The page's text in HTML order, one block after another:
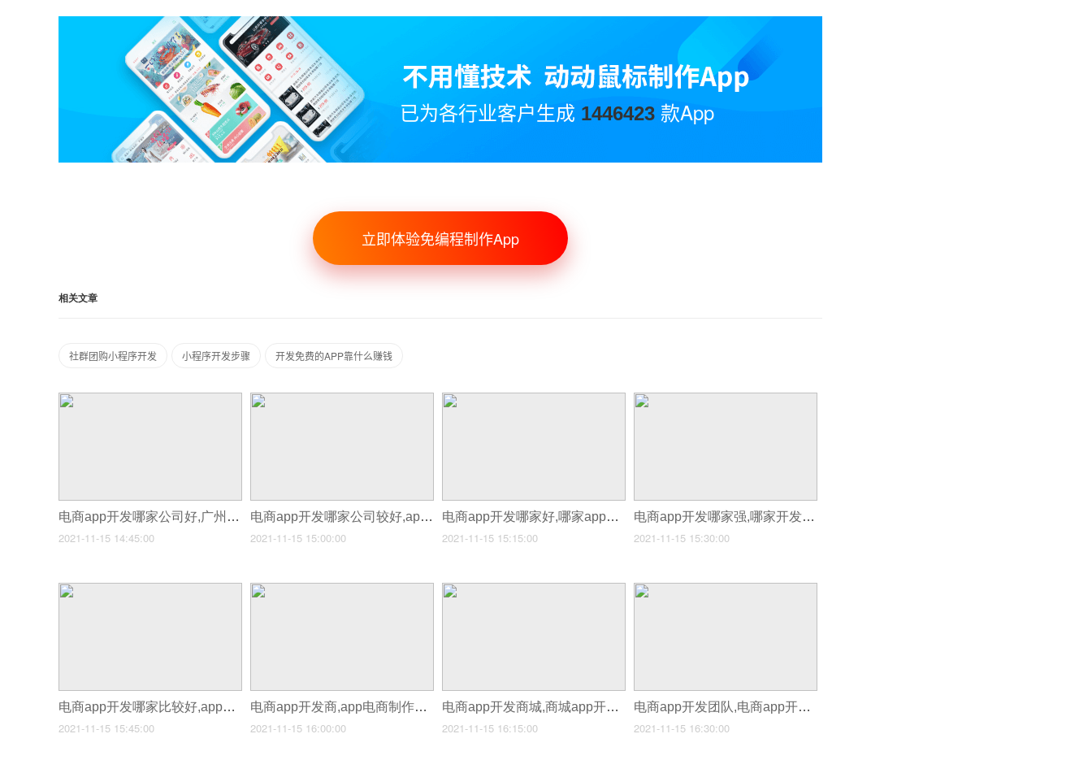
已为各行业客户生成 1446423 款App
立即体验免编程制作App
相关文章
社群团购小程序开发 小程序开发步骤 开发免费的APP靠什么赚钱
电商app开发哪家公司好,广州app开发公司哪家好
2021-11-15 14:45:00
电商app开发哪家公司较好,app开发开发公司哪家好
2021-11-15 15:00:00
电商app开发哪家好,哪家app公司好
2021-11-15 15:15:00
电商app开发哪家强,哪家开发app好
2021-11-15 15:30:00
电商app开发哪家比较好,app商城开发哪家好
2021-11-15 15:45:00
电商app开发商,app电商制作平台
2021-11-15 16:00:00
电商app开发商城,商城app开发怎么样
2021-11-15 16:15:00
电商app开发团队,电商app开发工程师
2021-11-15 16:30:00